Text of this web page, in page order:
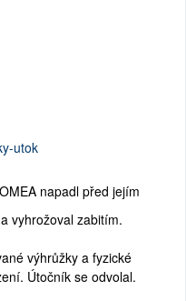
utok
napadl před jejím
vyhrožoval zabitím.
výhrůžky a fyzické
Útočník se odvolal.